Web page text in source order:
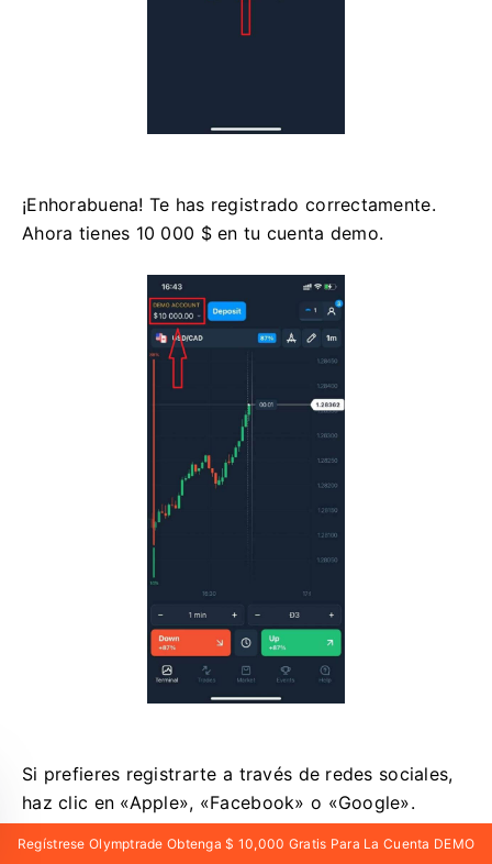
¡Enhorabuena! Te has registrado correctamente.
Ahora tienes 10 000 $ en tu cuenta demo.
Si prefieres registrarte a través de redes sociales,
haz clic en «Apple», «Facebook» o «Google».
Regístrese Olymptrade Obtenga $ 10,000 Gratis Para La Cuenta DEMO